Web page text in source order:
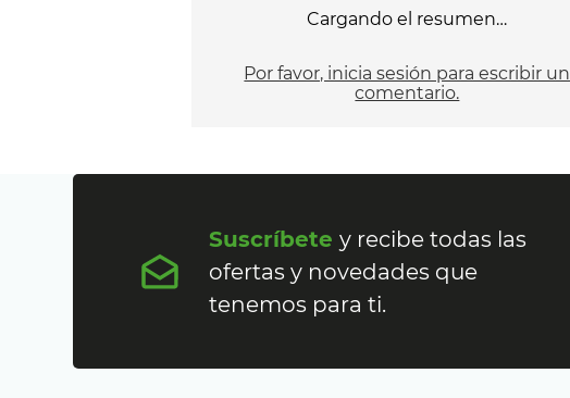
Cargando el resumen…
Por favor, inicia sesión para escribir un
comentario.
Suscríbetey recibe todas las
ofertas y novedades que
tenemos para ti.